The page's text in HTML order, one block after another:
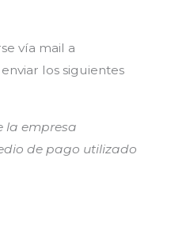
vía mail a
enviar los siguientes
la empresa
de pago utilizado